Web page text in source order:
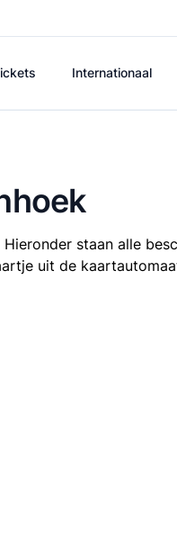
Internationaal
staan alle
uit de